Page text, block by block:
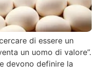
di essere un
un uomo di valore”.
devono definire la